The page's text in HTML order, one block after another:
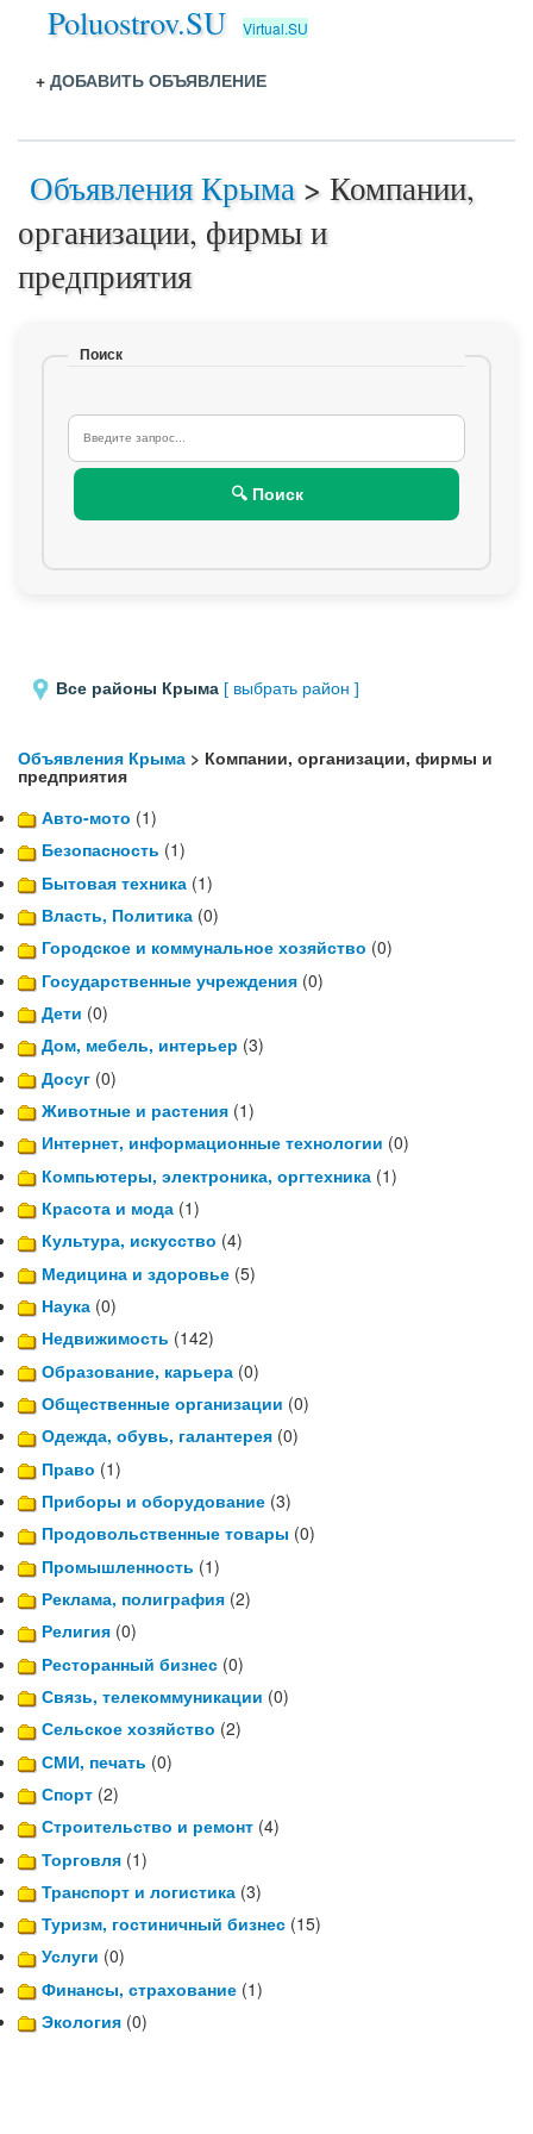
Poluostrov.SU Virtual.SU
+ ДОБАВИТЬ ОБЪЯВЛЕНИЕ
Объявления Крыма > Компании,
организации, фирмы и
предприятия
Поиск
🔍 Поиск
Все районы Крыма [ выбрать район ]
Объявления Крыма > Компании, организации, фирмы и
предприятия
Авто-мото (1)
Безопасность (1)
Бытовая техника (1)
Власть, Политика (0)
Городское и коммунальное хозяйство (0)
Государственные учреждения (0)
Дети (0)
Дом, мебель, интерьер (3)
Досуг (0)
Животные и растения (1)
Интернет, информационные технологии (0)
Компьютеры, электроника, оргтехника (1)
Красота и мода (1)
Культура, искусство (4)
Медицина и здоровье (5)
Наука (0)
Недвижимость (142)
Образование, карьера (0)
Общественные организации (0)
Одежда, обувь, галантерея (0)
Право (1)
Приборы и оборудование (3)
Продовольственные товары (0)
Промышленность (1)
Реклама, полиграфия (2)
Религия (0)
Ресторанный бизнес (0)
Связь, телекоммуникации (0)
Сельское хозяйство (2)
СМИ, печать (0)
Спорт (2)
Строительство и ремонт (4)
Торговля (1)
Транспорт и логистика (3)
Туризм, гостиничный бизнес (15)
Услуги (0)
Финансы, страхование (1)
Экология (0)